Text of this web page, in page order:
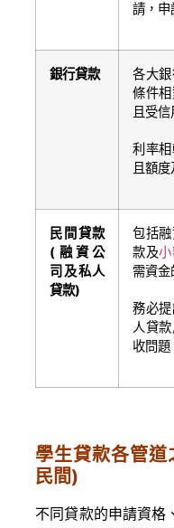
請，申
銀行貸款
各大
條件
且受
利率
且額
民間貸款
(融資公
司及私人
貸款)
包括
款及
需資金
務必
人貸
收問題
學生貸款各管道
民間)
不同貸款的申請資格